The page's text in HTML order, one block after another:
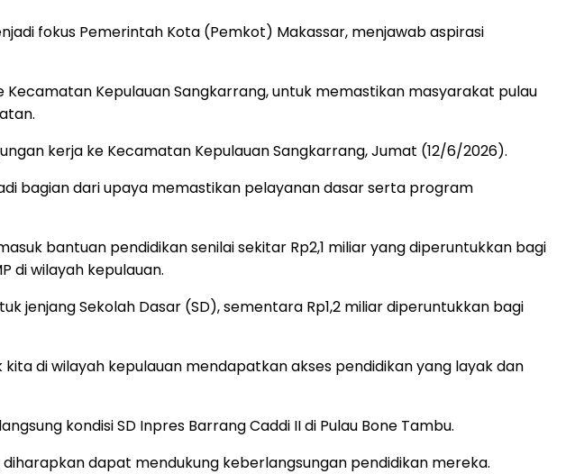
fokus Pemerintah Kota (Pemkot) Makassar, menjawab aspirasi
Kepulauan Sangkarrang, untuk memastikan masyarakat pulau
kerja ke Kecamatan Kepulauan Sangkarrang, Jumat (12/6/2026).
bagian dari upaya memastikan pelayanan dasar serta program
bantuan pendidikan senilai sekitar Rp2,1 miliar yang diperuntukkan bagi
di wilayah kepulauan.
jenjang Sekolah Dasar (SD), sementara Rp1,2 miliar diperuntukkan bagi
di wilayah kepulauan mendapatkan akses pendidikan yang layak dan
kondisi SD Inpres Barrang Caddi II di Pulau Bone Tambu.
dapat mendukung keberlangsungan pendidikan mereka.